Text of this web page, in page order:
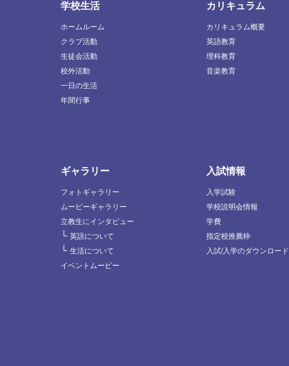
学校生活
ホームルーム
クラブ活動
生徒会活動
校外活動
一日の生活
年間行事
カリキュラム
カリキュラム概要
英語教育
理科教育
音楽教育
ギャラリー
フォトギャラリー
ムービーギャラリー
立教生にインタビュー
└ 英語について
└ 生活について
イベントムービー
入試情報
入学試験
学校説明会情報
学費
指定校推薦枠
入試/入学のダウンロード